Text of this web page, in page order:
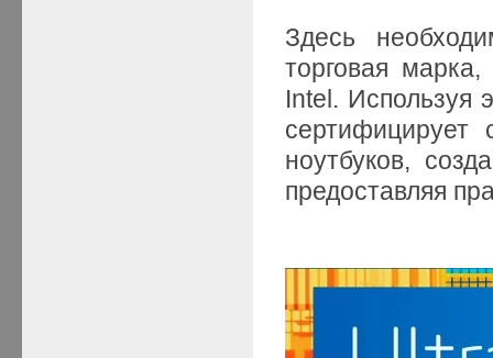
Здесь
торговая
Intel. Используя
сертифицирует
ноутбуков,
предоставляя